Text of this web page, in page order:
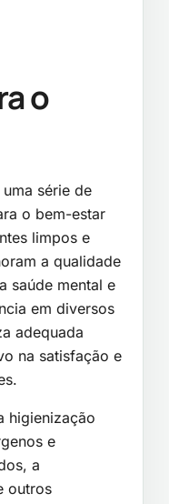
o
série de
o bem-estar
limpos e
a qualidade
saúde mental e
em diversos
adequada
na satisfação e
higienização
e
a
outros